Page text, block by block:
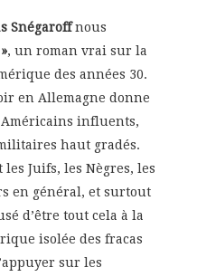
Snégaroffnous
, un roman vrai sur la
des années 30.
en Allemagne donne
influents,
haut gradés.
Juifs, les Nègres, les
en général, et surtout
d’être tout cela à la
isolée des fracas
sur les